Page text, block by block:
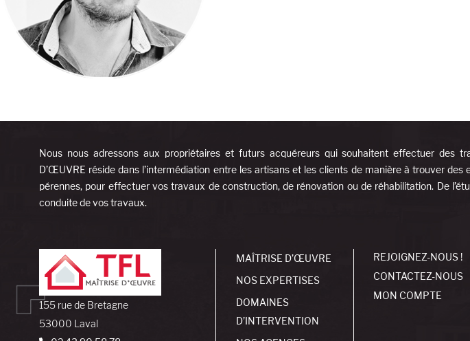
Nous nous adressons aux propriétaires et futurs acquéreurs qui souhaitent effectuer des
D’ŒUVRE réside dans l’intermédiation entre les artisans et les clients de manière à trouver
pérennes, pour effectuer vos travaux de construction, de rénovation ou de réhabilitation. De
conduite de vos travaux.
155 rue de Bretagne
53000 Laval
MAÎTRISE D’ŒUVRE
NOS EXPERTISES
DOMAINES
D’INTERVENTION
REJOIGNEZ-NOUS !
CONTACTEZ-NOUS
MON COMPTE